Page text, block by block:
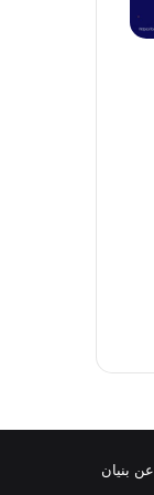
عن بنيان